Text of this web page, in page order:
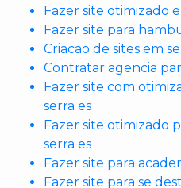
Fazer site otimizado
Fazer site para
Criacao de sites em
Contratar agencia
Fazer site com
serra es
Fazer site otimizado
serra es
Fazer site para
Fazer site para se